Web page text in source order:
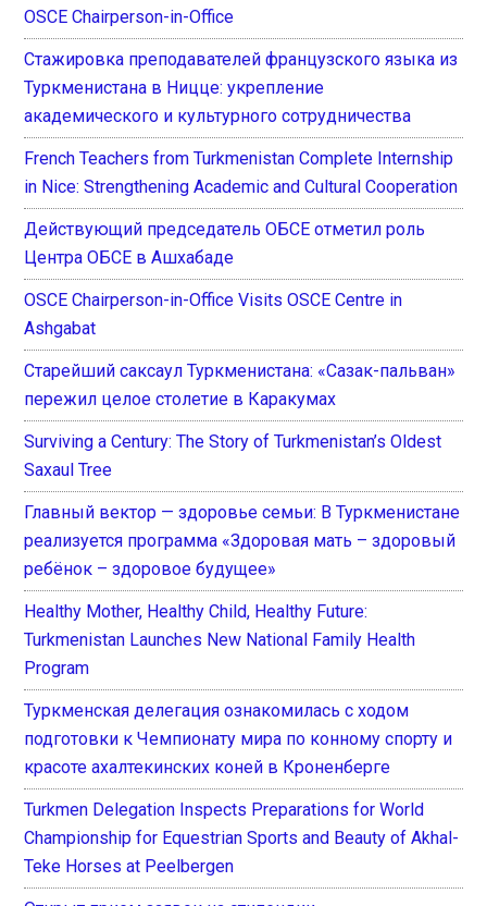
OSCE Chairperson-in-Office
Стажировка преподавателей французского языка из
Туркменистана в Ницце: укрепление
академического и культурного сотрудничества
French Teachers from Turkmenistan Complete Internship
in Nice: Strengthening Academic and Cultural Cooperation
Действующий председатель ОБСЕ отметил роль
Центра ОБСЕ в Ашхабаде
OSCE Chairperson-in-Office Visits OSCE Centre in
Ashgabat
Старейший саксаул Туркменистана: «Сазак-пальван»
пережил целое столетие в Каракумах
Surviving a Century: The Story of Turkmenistan’s Oldest
Saxaul Tree
Главный вектор — здоровье семьи: В Туркменистане
реализуется программа «Здоровая мать – здоровый
ребёнок – здоровое будущее»
Healthy Mother, Healthy Child, Healthy Future:
Turkmenistan Launches New National Family Health
Program
Туркменская делегация ознакомилась с ходом
подготовки к Чемпионату мира по конному спорту и
красоте ахалтекинских коней в Кроненберге
Turkmen Delegation Inspects Preparations for World
Championship for Equestrian Sports and Beauty of Akhal-
Teke Horses at Peelbergen